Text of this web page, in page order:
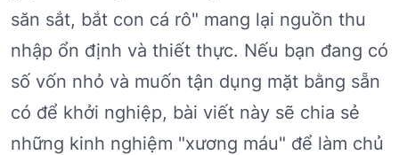
săn sắt, bắt con cá rô" mang lại nguồn thu
nhập ổn định và thiết thực. Nếu bạn đang có
số vốn nhỏ và muốn tận dụng mặt bằng sẵn
có để khởi nghiệp, bài viết này sẽ chia sẻ
những kinh nghiệm "xương máu" để làm chủ